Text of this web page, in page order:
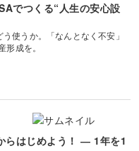
でつくる“人生の安心設
使うか。「なんとなく不安」
成を。
らはじめよう！ ― 1年を1